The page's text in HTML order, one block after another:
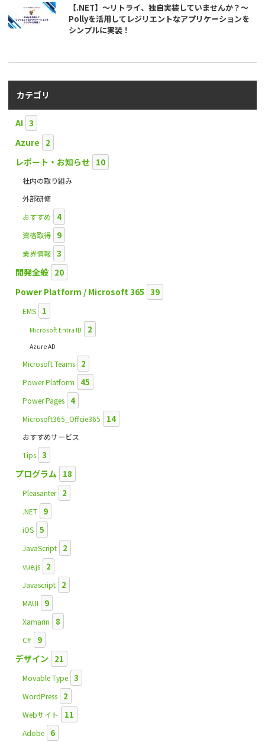
【.NET】～リトライ、独自実装していませんか？～
Pollyを活用してレジリエントなアプリケーションを
シンプルに実装！
カテゴリ
AI 3
Azure 2
レポート・お知らせ 10
社内の取り組み
外部研修
おすすめ
4
資格取得 9
業界情報 3
開発全般 20
Power Platform / Microsoft 365 39
EMS 1
Microsoft Entra ID 2
Azure AD
Microsoft Teams 2
Power Platform 45
Power Pages 4
Microsoft365_Offcie365 14
おすすめサービス
Tips 3
プログラム 18
Pleasanter 2
.NET 9
iOS 5
JavaScript 2
vue.js 2
Javascript 2
MAUI 9
Xamarin 8
C# 9
デザイン 21
Movable Type 3
WordPress 2
Webサイト 11
Adobe 6